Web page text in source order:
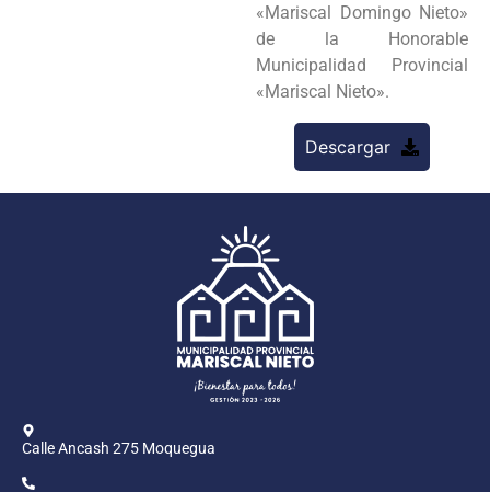
«Mariscal Domingo Nieto»
de la Honorable
Municipalidad Provincial
«Mariscal Nieto».
Descargar
Calle Ancash 275 Moquegua